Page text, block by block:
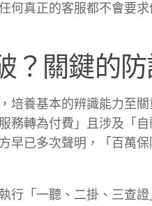
何真正的客服都不會要
？關鍵的防
培養基本的辨識能力至
務轉為付費」且涉及「
早已多次聲明，「百萬
行「一聽、二掛、三查